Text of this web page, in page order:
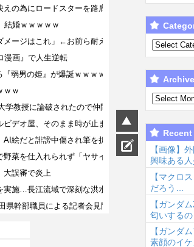
【画像】
興味ある人
【マクロ
だろう…
【ガンダ
匂いするの
【ガンダ
素顔のイ